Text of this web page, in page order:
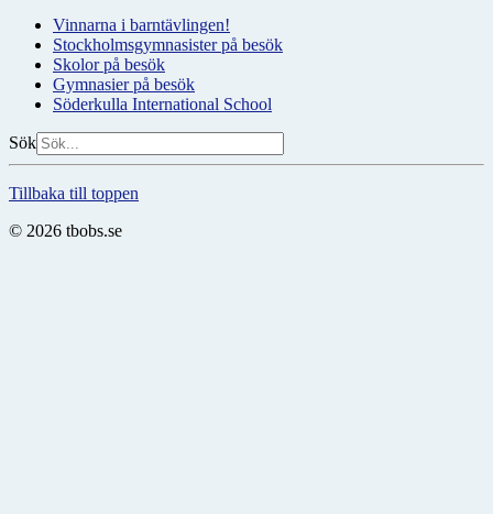
Vinnarna i barntävlingen!
Stockholmsgymnasister på besök
Skolor på besök
Gymnasier på besök
Söderkulla International School
Sök
Tillbaka till toppen
© 2026 tbobs.se